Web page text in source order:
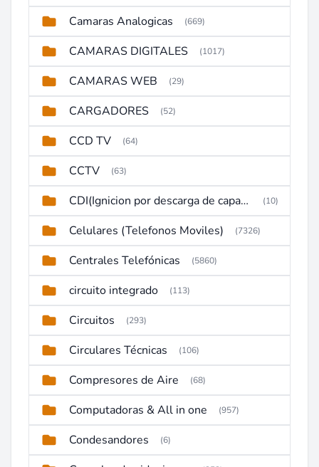
Camaras Analogicas (669)
CAMARAS DIGITALES (1017)
CAMARAS WEB (29)
CARGADORES (52)
CCD TV (64)
CCTV (63)
CDI(Ignicion por descarga de capacitor) (10)
Celulares (Telefonos Moviles) (7326)
Centrales Telefónicas (5860)
circuito integrado (113)
Circuitos (293)
Circulares Técnicas (106)
Compresores de Aire (68)
Computadoras & All in one (957)
Condesandores (6)